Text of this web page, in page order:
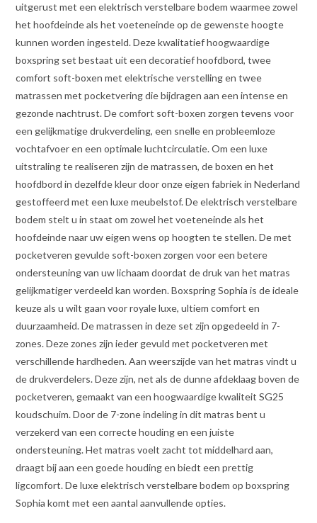
uitgerust met een elektrisch verstelbare bodem waarmee zowel
het hoofdeinde als het voeteneinde op de gewenste hoogte
kunnen worden ingesteld. Deze kwalitatief hoogwaardige
boxspring set bestaat uit een decoratief hoofdbord, twee
comfort soft-boxen met elektrische verstelling en twee
matrassen met pocketvering die bijdragen aan een intense en
gezonde nachtrust. De comfort soft-boxen zorgen tevens voor
een gelijkmatige drukverdeling, een snelle en probleemloze
vochtafvoer en een optimale luchtcirculatie. Om een luxe
uitstraling te realiseren zijn de matrassen, de boxen en het
hoofdbord in dezelfde kleur door onze eigen fabriek in Nederland
gestoffeerd met een luxe meubelstof. De elektrisch verstelbare
bodem stelt u in staat om zowel het voeteneinde als het
hoofdeinde naar uw eigen wens op hoogten te stellen. De met
pocketveren gevulde soft-boxen zorgen voor een betere
ondersteuning van uw lichaam doordat de druk van het matras
gelijkmatiger verdeeld kan worden. Boxspring Sophia is de ideale
keuze als u wilt gaan voor royale luxe, ultiem comfort en
duurzaamheid. De matrassen in deze set zijn opgedeeld in 7-
zones. Deze zones zijn ieder gevuld met pocketveren met
verschillende hardheden. Aan weerszijde van het matras vindt u
de drukverdelers. Deze zijn, net als de dunne afdeklaag boven de
pocketveren, gemaakt van een hoogwaardige kwaliteit SG25
koudschuim. Door de 7-zone indeling in dit matras bent u
verzekerd van een correcte houding en een juiste
ondersteuning. Het matras voelt zacht tot middelhard aan,
draagt bij aan een goede houding en biedt een prettig
ligcomfort. De luxe elektrisch verstelbare bodem op boxspring
Sophia komt met een aantal aanvullende opties.